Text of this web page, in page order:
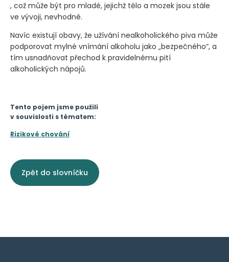
Tento pojem jsme použili
v souvislosti s tématem:
Rizikové chování
Zpět do slovníčku
, což může být pro mladé, jejichž tělo a mozek jsou stále
ve vývoji, nevhodné.
Navíc existují obavy, že užívání nealkoholického piva může
podporovat mylné vnímání alkoholu jako „bezpečného“, a
tím usnadňovat přechod k pravidelnému pití
alkoholických nápojů.